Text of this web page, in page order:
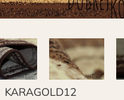
KARAGOLD12